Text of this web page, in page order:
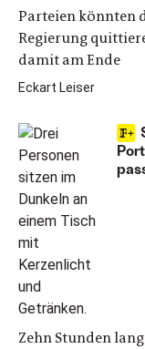
Parteien könnten
Regierung
damit am Ende
Eckart Leiser
Zehn Stunden